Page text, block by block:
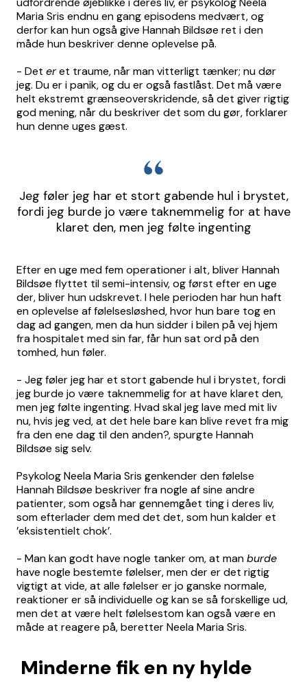
Maria Sris endnu en gang episodens medvært, og
derfor kan hun også give Hannah Bildsøe ret i den
måde hun beskriver denne oplevelse på.
- Det eret traume, når man vitterligt tænker; nu dør
jeg. Du er i panik, og du er også fastlåst. Det må være
helt ekstremt grænseoverskridende, så det giver rigtig
god mening, når du beskriver det som du gør, forklarer
hun denne uges gæst.
Jeg føler jeg har et stort gabende hul i brystet,
fordi jeg burde jo være taknemmelig for at have
klaret den, men jeg følte ingenting
Efter en uge med fem operationer i alt, bliver Hannah
Bildsøe flyttet til semi-intensiv, og først efter en uge
der, bliver hun udskrevet. I hele perioden har hun haft
en oplevelse af følelsesløshed, hvor hun bare tog en
dag ad gangen, men da hun sidder i bilen på vej hjem
fra hospitalet med sin far, får hun sat ord på den
tomhed, hun føler.
- Jeg føler jeg har et stort gabende hul i brystet, fordi
jeg burde jo være taknemmelig for at have klaret den,
men jeg følte ingenting. Hvad skal jeg lave med mit liv
nu, hvis jeg ved, at det hele bare kan blive revet fra mig
fra den ene dag til den anden?, spurgte Hannah
Bildsøe sig selv.
Psykolog Neela Maria Sris genkender den følelse
Hannah Bildsøe beskriver fra nogle af sine andre
patienter, som også har gennemgået ting i deres liv,
som efterlader dem med det det, som hun kalder et
’eksistentielt chok’.
- Man kan godt have nogle tanker om, at manburde
have nogle bestemte følelser, men der er det rigtig
vigtigt at vide, at alle følelser er jo ganske normale,
reaktioner er så individuelle og kan se så forskellige ud,
men det at være helt følelsestom kan også være en
måde at reagere på, beretter Neela Maria Sris.
Minderne fik en ny hylde